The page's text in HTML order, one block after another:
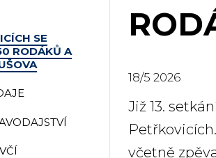
SE
RODÁKŮ A
18/5 2026
Již 13.
včetně